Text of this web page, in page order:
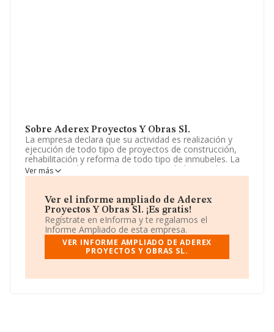
Sobre Aderex Proyectos Y Obras Sl.
La empresa declara que su actividad es realización y
ejecución de todo tipo de proyectos de construcción,
rehabilitación y reforma de todo tipo de inmubeles. La
empresa está registrada como Sociedad Limitada. Su
actividad CNAE es '%cnae%' con código 4101. No
La empresaAderex Proyectos y Obras S.L
B22951768, está situada en Paseo Castellana núm. 93,
(28046), en el municipio de Madrid, Madrid.
En base a la información de la que dispone INFORMA
sobre 188.948 compañías, la facturación en el ámbito
de facturación de ventas entre todas las compañías
Ver más
Ver el informe ampliado de Aderex
Proyectos Y Obras Sl. ¡Es gratis!
Regístrate en eInforma y te regalamos el
Informe Ampliado de esta empresa.
VER INFORME AMPLIADO DE ADEREX
PROYECTOS Y OBRAS SL.